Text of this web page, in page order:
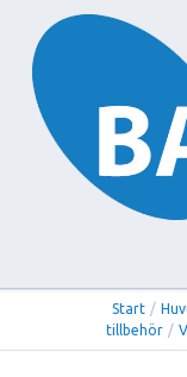
Start /
tillbehör /